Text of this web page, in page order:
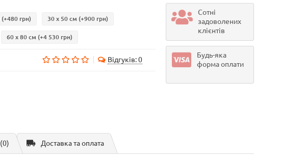
(+480 грн) 30 х 50 см (+900 грн)
60 х 80 см (+4 530 грн)
Відгуків: 0
Сотні
задоволених
клієнтів
Будь-яка
форма оплати
(0) Доставка та оплата